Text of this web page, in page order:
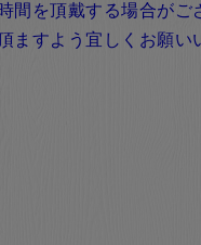
間を頂戴する場合が
ますよう宜しくお願い